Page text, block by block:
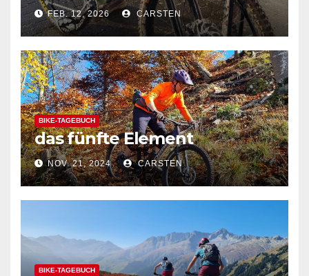
FEB. 12, 2026 CARSTEN
BIKE-TAGEBUCH
das fünfte Element
NOV. 21, 2024 CARSTEN
BIKE-TAGEBUCH